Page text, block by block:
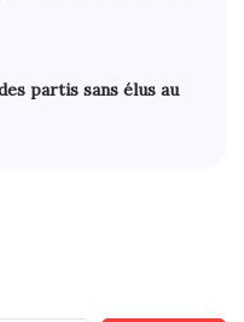
partis sans élus au